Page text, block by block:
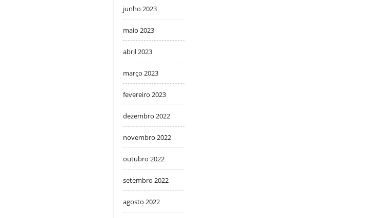
junho 2023
maio 2023
abril 2023
março 2023
fevereiro 2023
dezembro 2022
novembro 2022
outubro 2022
setembro 2022
agosto 2022